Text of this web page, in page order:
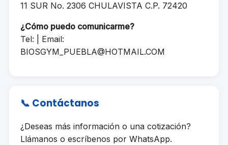
11 SUR No. 2306 CHULAVISTA C.P. 72420
¿Cómo puedo comunicarme?
Tel: | Email:
BIOSGYM_PUEBLA@HOTMAIL.COM
📞 Contáctanos
¿Deseas más información o una cotización?
Llámanos o escríbenos por WhatsApp.